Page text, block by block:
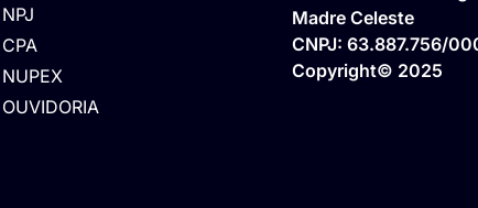
NPJ
CPA
NUPEX
OUVIDORIA
Madre Celeste
CNPJ: 63.887.756/
Copyright© 2025